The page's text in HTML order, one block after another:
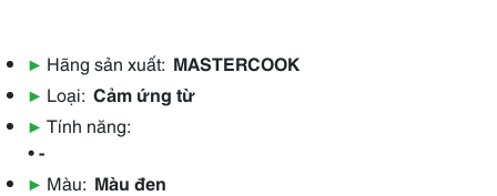
▶ Hãng sản xuất: MASTERCOOK
▶ Loại: Cảm ứng từ
▶ Tính năng:
• -
▶ Màu: Màu đen